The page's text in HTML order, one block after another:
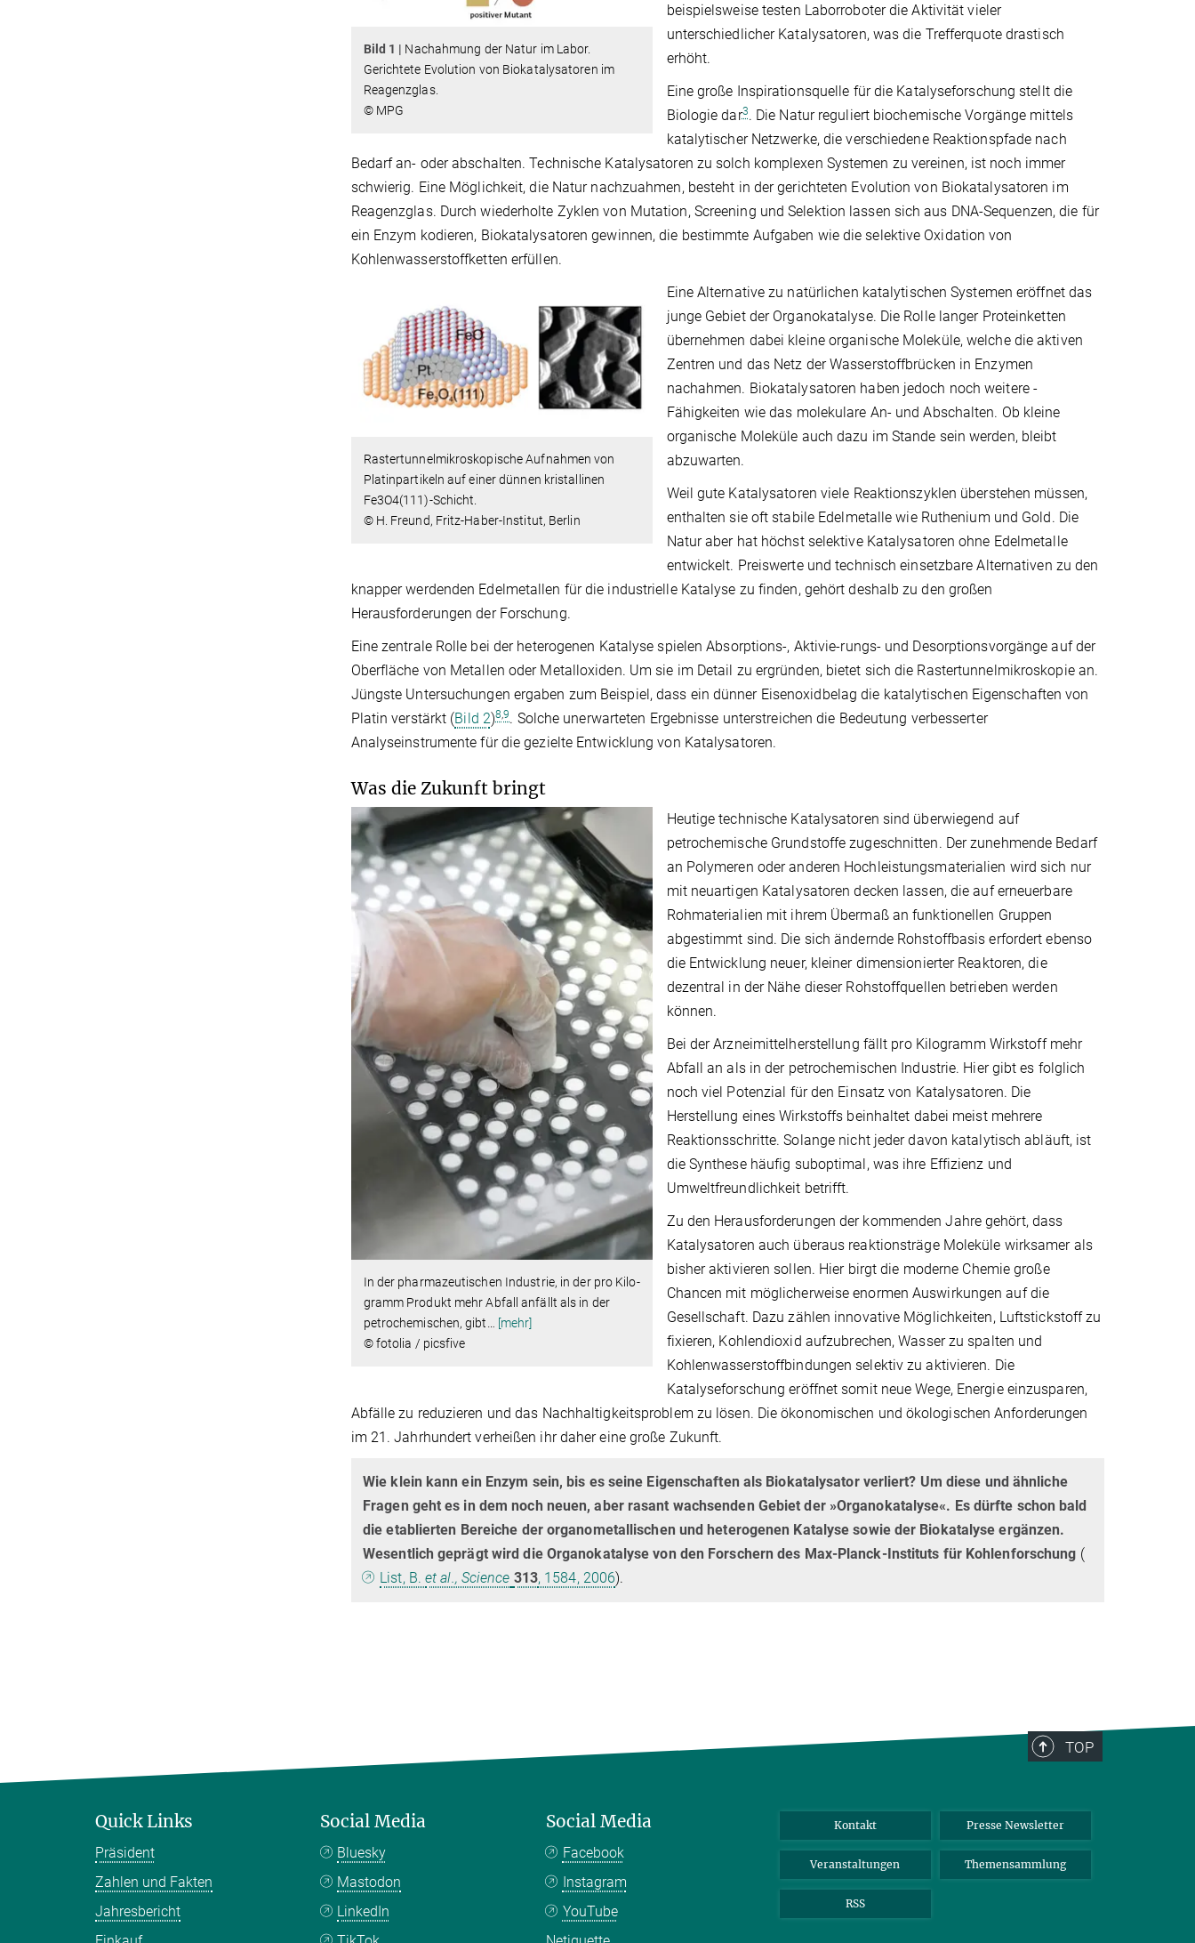
Bild 1 | Nachahmung der Natur im Labor.
Gerichtete Evolution von Biokatalysatoren im
Reagenzglas.
© MPG
beispielsweise testen Laborroboter die Aktivität vieler
unterschiedlicher Katalysatoren, was die Trefferquote drastisch
erhöht.
Eine große Inspirationsquelle für die Katalyseforschung stellt die
Biologie dar3. Die Natur reguliert biochemische Vorgänge mittels
katalytischer Netzwerke, die verschiedene Reaktionspfade nach
Bedarf an- oder abschalten. Technische Katalysatoren zu solch komplexen Systemen zu vereinen, ist noch immer
schwierig. Eine Möglichkeit, die Natur nachzuahmen, besteht in der gerichteten Evolution von Biokatalysatoren im
Reagenzglas. Durch wiederholte Zyklen von Mutation, Screening und Selektion lassen sich aus DNA-Sequenzen, die für
ein Enzym kodieren, Biokatalysatoren gewinnen, die bestimmte Aufgaben wie die selektive Oxidation von
Kohlenwasserstoffketten erfüllen.
Rastertunnelmikroskopische Aufnahmen von
Platinpartikeln auf einer dünnen kristallinen
Fe3O4(111)-Schicht.
© H. Freund, Fritz-Haber-Institut, Berlin
Eine Alternative zu natürlichen katalytischen Systemen eröffnet das
junge Gebiet der Organokatalyse. Die Rolle langer Proteinketten
übernehmen dabei kleine organische Moleküle, welche die aktiven
Zentren und das Netz der Wasserstoff­brücken in Enzymen
nachahmen. Biokatalysatoren haben jedoch noch weitere ­
Fähigkeiten wie das molekulare An- und Abschalten. Ob kleine
organische Moleküle auch dazu im Stande sein werden, bleibt
abzuwarten.
Weil gute Katalysatoren viele Reaktionszyklen überstehen müssen,
enthalten sie oft stabile Edelmetalle wie Ruthenium und Gold. Die
Natur aber hat höchst selektive Katalysatoren ohne Edelmetalle
entwi­ckelt. Preiswerte und technisch ein­setzbare Alternativen zu den
knapper werdenden Edelmetallen für die industrielle Katalyse zu finden, gehört deshalb zu den großen
Herausforderungen der Forschung.
Eine zentrale Rolle bei der heterogenen Katalyse spielen Absorptions-, Aktivie-rungs- und Desorptionsvorgänge auf der
Oberfläche von Metallen oder Metalloxiden. Um sie im Detail zu ergründen, bietet sich die Rastertunnelmikroskopie an.
Jüngste Untersuchungen ergaben zum Beispiel, dass ein dünner Eisenoxidbelag die katalytischen Eigenschaften von
Platin verstärkt (Bild 2)8,9. Solche unerwarteten Ergebnisse unterstreichen die Bedeutung verbesserter
Analyseinstrumente für die gezielte Entwicklung von Katalysatoren.
Was die Zukunft bringt
In der pharmazeutischen Industrie, in der pro Kilo­
gramm Produkt mehr Abfall anfällt als in der
petrochemischen, gibt
[mehr]
© fotolia / picsfive
Heutige technische Katalysatoren sind überwiegend auf
petrochemische Grundstoffe zugeschnitten. Der zunehmende Bedarf
an Polymeren oder anderen Hoch­leistungsmaterialien wird sich nur
mit neuartigen Katalysatoren decken lassen, die auf erneuerbare
Rohmaterialien mit ihrem Übermaß an funktionellen Gruppen
abgestimmt sind. Die sich ändernde Rohstoffbasis erfordert ebenso
die Entwicklung neuer, kleiner dimensionierter Reaktoren, die
dezentral in der Nähe dieser Roh­stoffquellen betrieben werden
können.
Bei der Arzneimittelherstellung fällt pro Kilogramm Wirkstoff mehr
Abfall an als in der petrochemischen Industrie. Hier gibt es folglich
noch viel Potenzial für den Einsatz von Katalysatoren. Die
Herstellung eines Wirkstoffs beinhaltet dabei meist mehrere
Reaktionsschritte. Solange nicht jeder davon katalytisch abläuft, ist
die Synthese häufig suboptimal, was ihre Effizienz und
Umweltfreundlichkeit betrifft.
Zu den Herausforderungen der kommenden Jahre gehört, dass
Katalysatoren auch überaus reaktionsträge Moleküle wirksamer als
bisher aktivieren sollen. Hier birgt die moderne Chemie große
Chancen mit möglicherweise enormen Auswir­kungen auf die
Gesellschaft. Dazu zählen innovative Möglichkeiten, Luftstickstoff zu
fixieren, Kohlendioxid aufzubrechen, Wasser zu spalten und
Kohlenwasserstoffbindungen selektiv zu aktivieren. Die
Katalyseforschung eröffnet somit neue Wege, Energie einzusparen,
Abfälle zu reduzieren und das Nachhaltigkeitsproblem zu lösen. Die ökonomischen und ökologischen Anforderungen
im 21. Jahrhundert verheißen ihr daher eine große Zukunft.
Wie klein kann ein Enzym sein, bis es seine Eigenschaften als Biokatalysator verliert? Um diese und ähnliche
Fragen geht es in dem noch neuen, aber rasant wachsenden Gebiet der »Organokatalyse«. Es dürfte schon bald
die etablierten Bereiche der organometallischen und heterogenen Katalyse sowie der Biokatalyse ergänzen.
Wesentlich geprägt wird die Organokatalyse von den Forschern des Max-Planck-Instituts für Kohlenforschung (
List, B.et al., Science 313, 1584, 2006).
TOP
Quick Links
Präsident
Zahlen und Fakten
Jahresbericht
Social Media
Bluesky
Mastodon
LinkedIn
Social Media
Facebook
Instagram
YouTube
Kontakt Presse Newsletter
Veranstaltungen Themensammlung
RSS